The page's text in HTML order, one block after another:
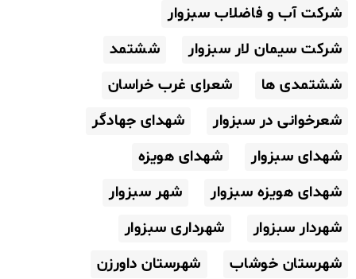
شرکت آب و فاضلاب سبزوار
شرکت سیمان لار سبزوار
ششتمد
ششتمدی ها
شعرای غرب خراسان
شعرخوانی در سبزوار
شهدای جهادگر
شهدای سبزوار
شهدای هویزه
شهدای هویزه سبزوار
شهر سبزوار
شهردار سبزوار
شهرداری سبزوار
شهرستان خوشاب
شهرستان داورزن